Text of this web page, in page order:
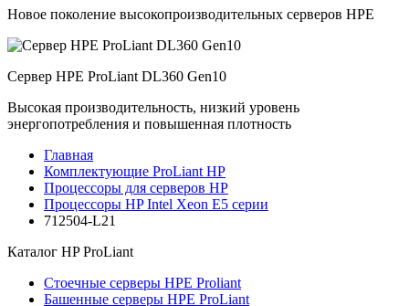
Новое поколение высокопроизводительных серверов HPE
Сервер HPE ProLiant DL360 Gen10
Высокая производительность, низкий уровень
энергопотребления и повышенная плотность
Главная
Комплектующие ProLiant HP
Процессоры для серверов HP
Процессоры HP Intel Xeon E5 серии
712504-L21
Каталог HP ProLiant
Стоечные серверы HPE Proliant
Башенные серверы HPE ProLiant